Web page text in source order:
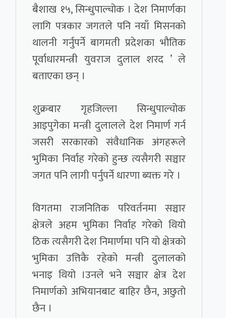
बैशाख १५, सिन्धुपाल्चोक । देश निमार्णका
लागि पत्रकार जगतले पनि नयाँ मिसनको
थालनी गर्नुपर्ने बागमती प्रदेशका भौतिक
पूर्वाधारमन्त्री युवराज दुलाल शरद ’ ले
बताएका छन् ।
शुक्रबार गृहजिल्ला सिन्धुपाल्चोक
आइपुगेका मन्त्री दुलालले देश निमार्ण गर्न
जसरी सरकारको संवैधानिक अंगहरूले
भुमिका निर्वाह गरेको हुन्छ त्यसैगरी सञ्चार
जगत पनि लागी पर्नुपर्ने धारणा ब्यक्त गरे ।
विगतमा राजनितिक परिवर्तनमा सञ्चार
क्षेत्रले अहम भुमिका निर्वाह गरेको थियो
ठिक त्यसैगरी देश निमार्णमा पनि यो क्षेत्रको
भुमिका उत्तिकै रहेको मन्त्री दुलालको
भनाइ थियो ।उनले भने सञ्चार क्षेत्र देश
निमार्णको अभियानबाट बाहिर छैन, अछुतो
छैन ।